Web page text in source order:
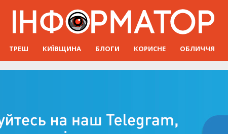
ТРЕШ КИЇВЩИНА БЛОГИ КОРИСНЕ ОБЛИЧЧЯ